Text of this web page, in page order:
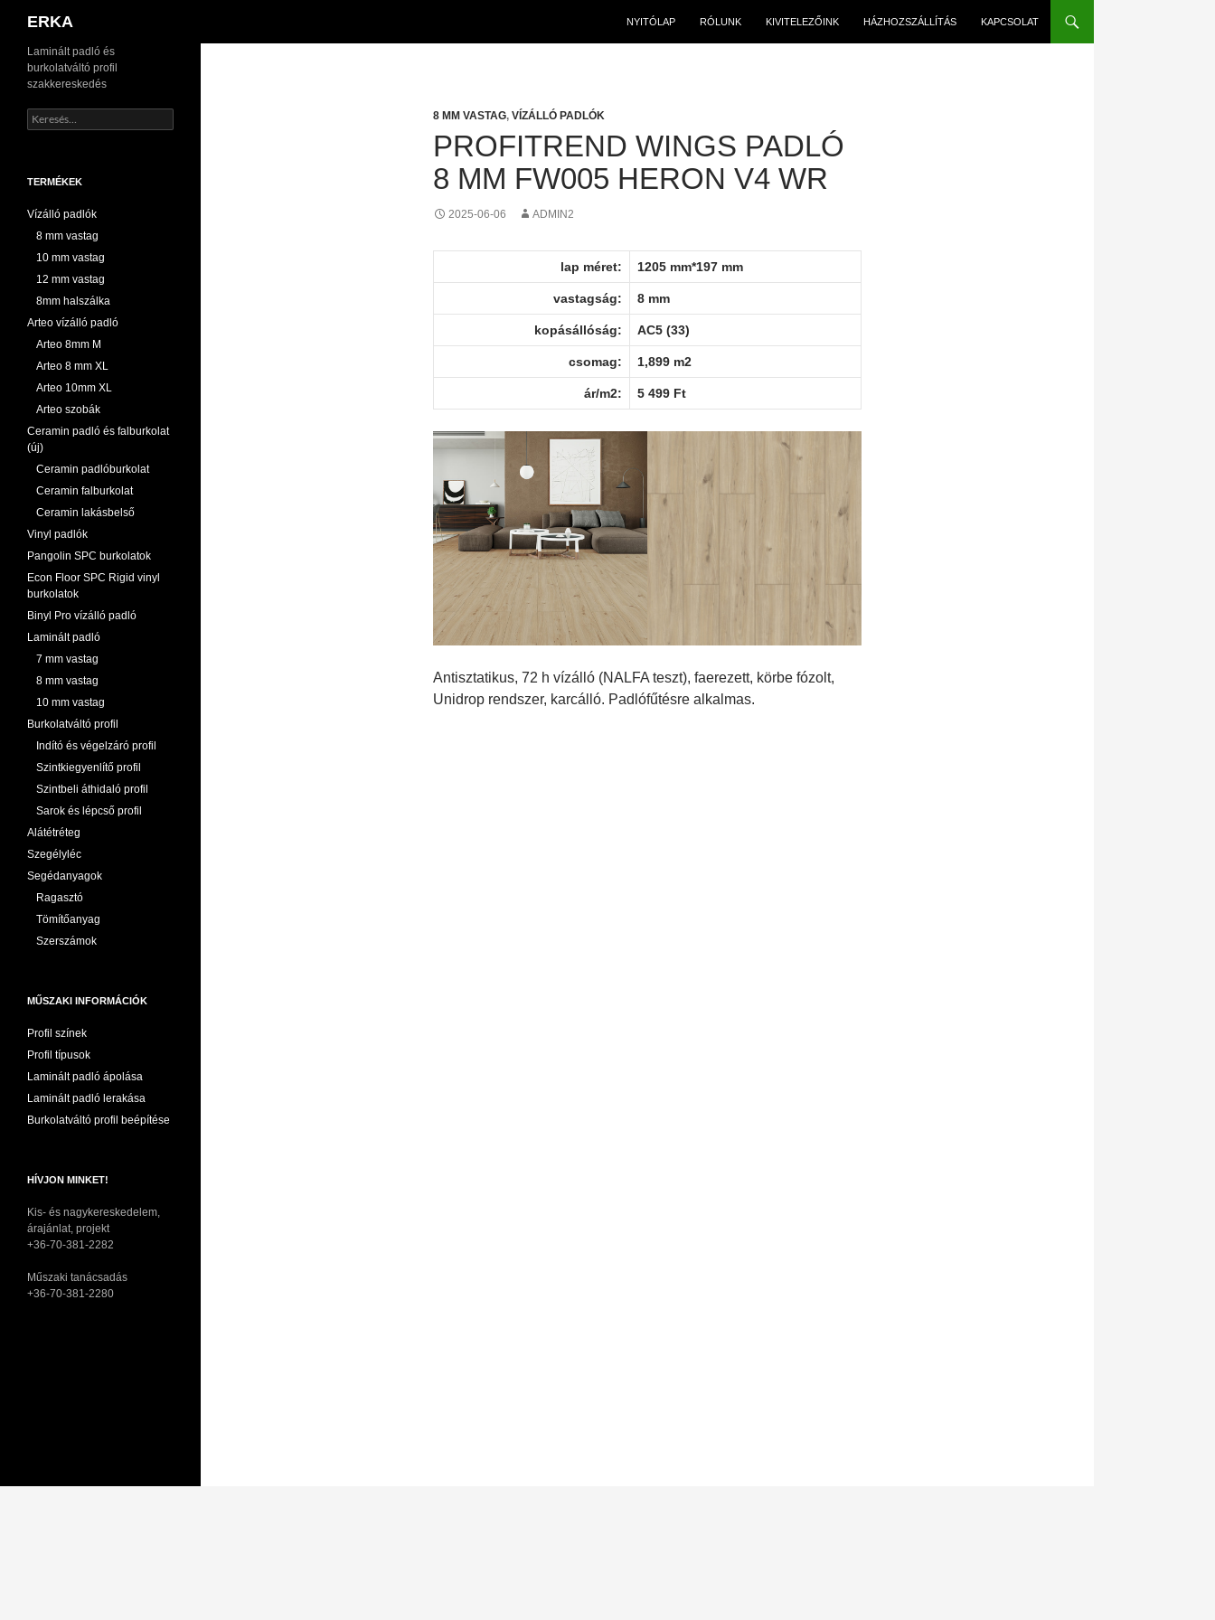
Kilépés
ERKA NYITÓLAP RÓLUNK KIVITELEZŐINK HÁZHOZSZÁLLÍTÁS KAPCSOLAT
8 MM VASTAG, VÍZÁLLÓ PADLÓK
PROFITREND WINGS PADLÓ
8 MM FW005 HERON V4 WR
2025-06-06 ADMIN2
lap méret: 1205 mm*197 mm
vastagság: 8 mm
kopásállóság: AC5 (33)
csomag: 1,899 m2
ár/m2: 5 499 Ft
Antisztatikus, 72 h vízálló (NALFA teszt), faerezett, körbe fózolt,
Unidrop rendszer, karcálló. Padlófűtésre alkalmas.
Laminált padló és
burkolatváltó profil
szakkereskedés
Keresés:
TERMÉKEK
Vízálló padlók
8 mm vastag
10 mm vastag
12 mm vastag
8mm halszálka
Arteo vízálló padló
Arteo 8mm M
Arteo 8 mm XL
Arteo 10mm XL
Arteo szobák
Ceramin padló és falburkolat
(új)
Ceramin padlóburkolat
Ceramin falburkolat
Ceramin lakásbelső
Vinyl padlók
Pangolin SPC burkolatok
Econ Floor SPC Rigid vinyl
burkolatok
Binyl Pro vízálló padló
Laminált padló
7 mm vastag
8 mm vastag
10 mm vastag
Burkolatváltó profil
Indító és végelzáró profil
Szintkiegyenlítő profil
Szintbeli áthidaló profil
Sarok és lépcső profil
Alátétréteg
Szegélyléc
Segédanyagok
Ragasztó
Tömítőanyag
Szerszámok
MŰSZAKI INFORMÁCIÓK
Profil színek
Profil típusok
Laminált padló ápolása
Laminált padló lerakása
Burkolatváltó profil beépítése
HÍVJON MINKET!
Kis- és nagykereskedelem,
árajánlat, projekt
+36-70-381-2282
Műszaki tanácsadás
+36-70-381-2280